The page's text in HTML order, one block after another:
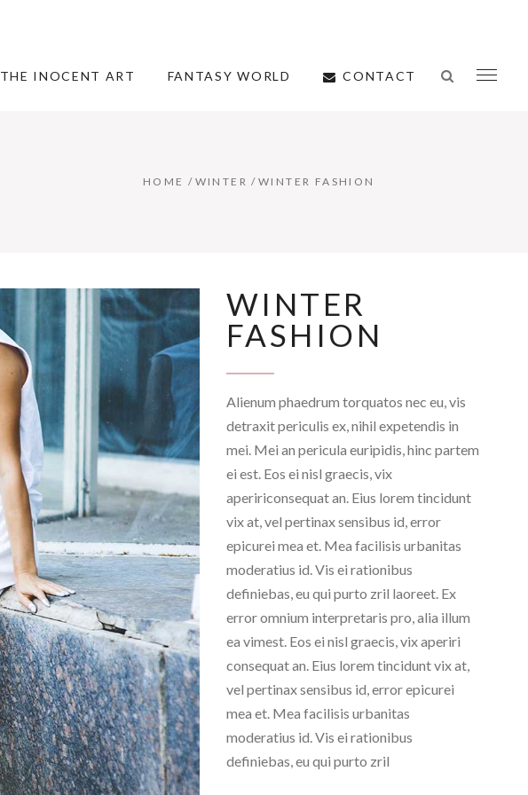
THE INOCENT ART FANTASY WORLD CONTACT
HOME / WINTER /WINTER FASHION
WINTER
FASHION
Alienum phaedrum torquatos nec eu, vis
detraxit periculis ex, nihil expetendis in
mei. Mei an pericula euripidis, hinc partem
ei est. Eos ei nisl graecis, vix
apeririconsequat an. Eius lorem tincidunt
vix at, vel pertinax sensibus id, error
epicurei mea et. Mea facilisis urbanitas
moderatius id. Vis ei rationibus
definiebas, eu qui purto zril laoreet. Ex
error omnium interpretaris pro, alia illum
ea vimest. Eos ei nisl graecis, vix aperiri
consequat an. Eius lorem tincidunt vix at,
vel pertinax sensibus id, error epicurei
mea et. Mea facilisis urbanitas
moderatius id. Vis ei rationibus
definiebas, eu qui purto zril